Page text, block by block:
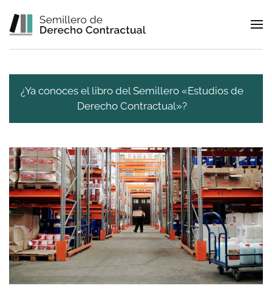
Skip to main content
¿Ya conoces el libro del Semillero «Estudios de
Derecho Contractual»?